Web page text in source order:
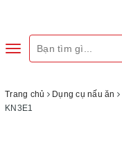
Toggle
Trang chủ Dụng cụ nấu ăn
KN3E1